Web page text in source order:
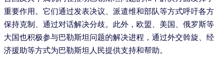
重要作用。它们通过发表决议、派遣维和部队等方式呼吁各方
保持克制、通过对话解决分歧。此外，欧盟、美国、俄罗斯等
大国也积极参与巴勒斯坦问题的解决进程，通过外交斡旋、经
济援助等方式为巴勒斯坦人民提供支持和帮助。